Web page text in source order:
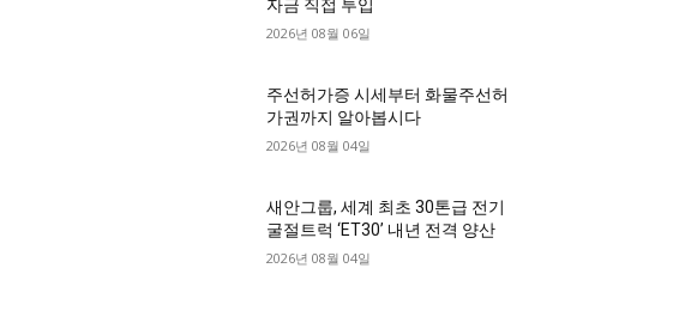
자금 직접 투입
2026년 08월 06일
주선허가증 시세부터 화물주선허
가권까지 알아봅시다
2026년 08월 04일
새안그룹, 세계 최초 30톤급 전기
굴절트럭 ‘ET30’ 내년 전격 양산
2026년 08월 04일